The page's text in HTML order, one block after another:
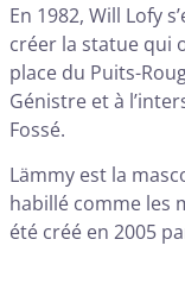
En 1982, Will Lofy
créer la statue qui
place du Puits-
Génistre et à
Fossé.
Lämmy est la
habillé comme les
été créé en 2005